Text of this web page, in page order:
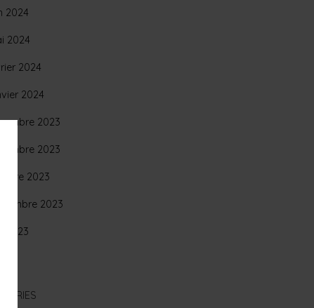
2024
2024
2024
2024
2023
2023
2023
2023
2023